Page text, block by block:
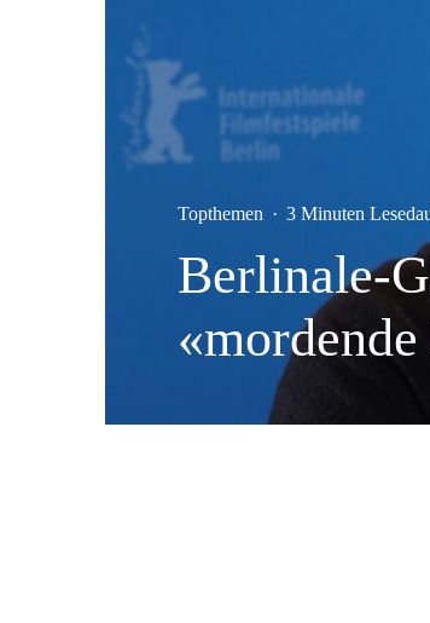
Topthemen · 3 Minuten
Berlinale-